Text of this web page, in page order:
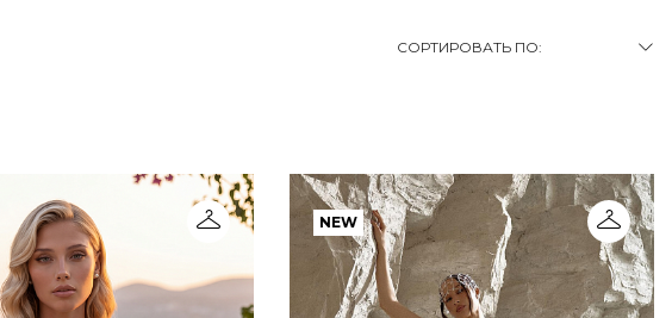
СОРТИРОВАТЬ ПО:
NEW